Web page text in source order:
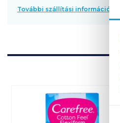
További szállítási információk